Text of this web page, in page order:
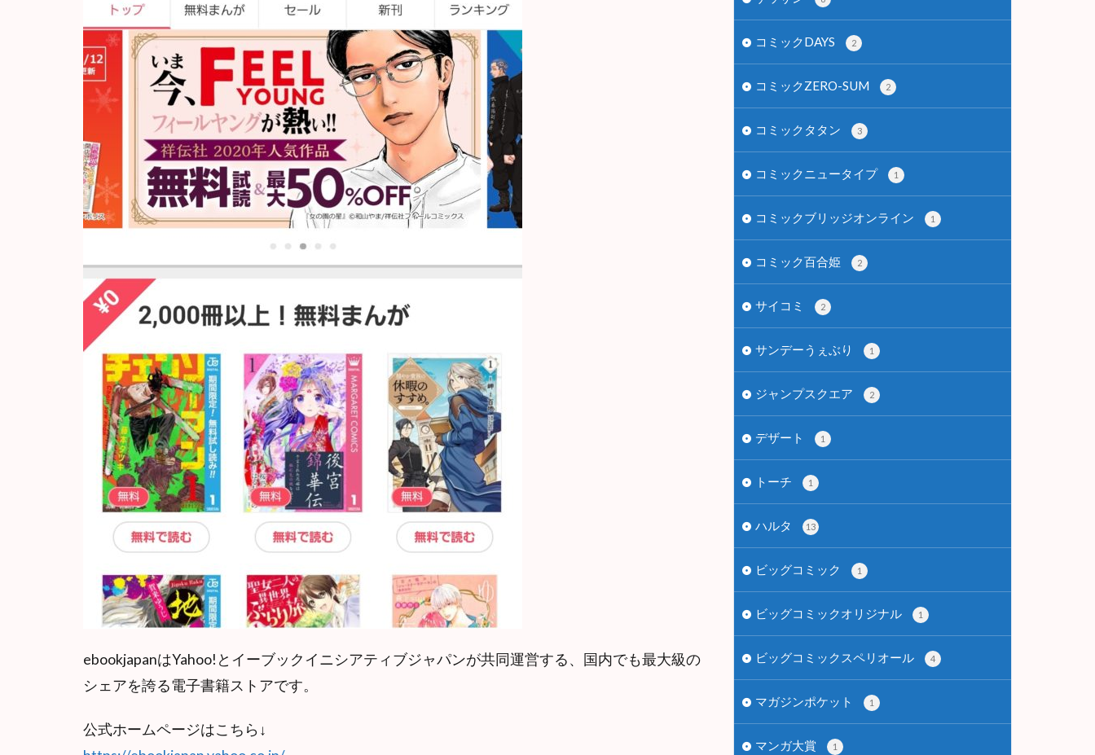
ebookjapanはYahoo!とイーブックイニシアティブジャパンが共同運営する、国内でも最大級の
シェアを誇る電子書籍ストアです。
公式ホームページはこちら↓
コミックDAYS 2
コミックZERO-SUM 2
コミックタタン 3
コミックニュータイプ 1
コミックブリッジオンライン 1
コミック百合姫 2
サイコミ 2
サンデーうぇぶり 1
ジャンプスクエア 2
デザート 1
トーチ 1
ハルタ 13
ビッグコミック 1
ビッグコミックオリジナル 1
ビッグコミックスペリオール 4
マガジンポケット 1
マンガ大賞 1